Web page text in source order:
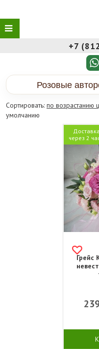
+7
Розовые
Сортировать: по возрастанию
умолчанию
Доставка
через 2
Грейс